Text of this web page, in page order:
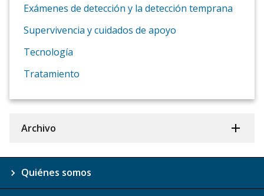
Exámenes de detección y la detección temprana
Supervivencia y cuidados de apoyo
Tecnología
Tratamiento
Archivo
Quiénes somos